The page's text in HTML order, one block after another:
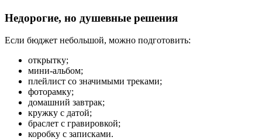
Недорогие, но душевные решения
Если бюджет небольшой, можно подготовить:
открытку;
мини-альбом;
плейлист со значимыми треками;
фоторамку;
домашний завтрак;
кружку с датой;
браслет с гравировкой;
коробку с записками.